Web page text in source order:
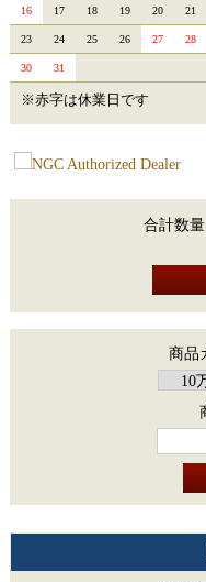
16 17 18 19 20 21
23 24 25 26 27 28
30 31
※赤字は休業日です
合計数量
商品